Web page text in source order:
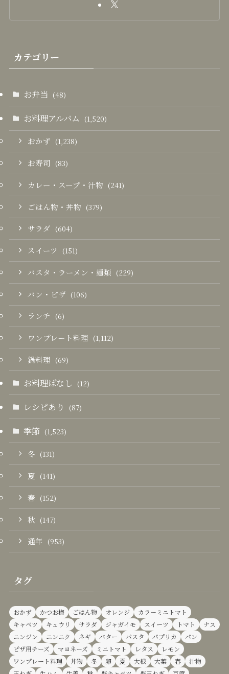
カテゴリー
お弁当 (48)
お料理アルバム (1,520)
おかず (1,238)
お寿司 (83)
カレー・スープ・汁物 (241)
ごはん物・丼物 (379)
サラダ (604)
スイーツ (151)
パスタ・ラーメン・麺類 (229)
パン・ピザ (106)
ランチ (6)
ワンプレート料理 (1,112)
鍋料理 (69)
お料理ばなし (12)
レシピあり (87)
季節 (1,523)
冬 (131)
夏 (141)
春 (152)
秋 (147)
通年 (953)
タグ
おかず かつお梅 ごはん物 オレンジ
カラーミニトマト
キャベツ
キュウリ サラダ ジャガイモ スイーツ トマト
ナス
ニンジン
ニンニク ネギ バター パスタ パプリカ
パン
ピザ用チーズ
マヨネーズ ミニトマト レタス
レモン
ワンプレート料理
丼物 冬 卵 夏 大根 大葉 春
汁物